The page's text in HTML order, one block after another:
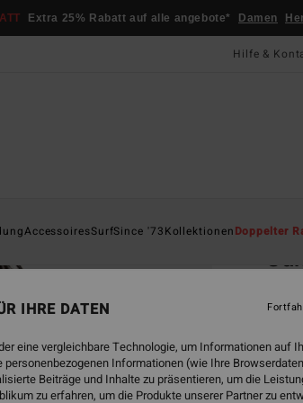
Extra 25% Rabatt auf alle angebote* Damen
Hilfe &
AccessoiresSurfSince '73KollektionenDoppelter
IHRE DATEN
eine vergleichbare Technologie, um Informationen auf
Informationen (wie Ihre
Beiträge und Inhalte zu präsentieren, um die
zu erfahren, um die Produkte unserer Partner zu